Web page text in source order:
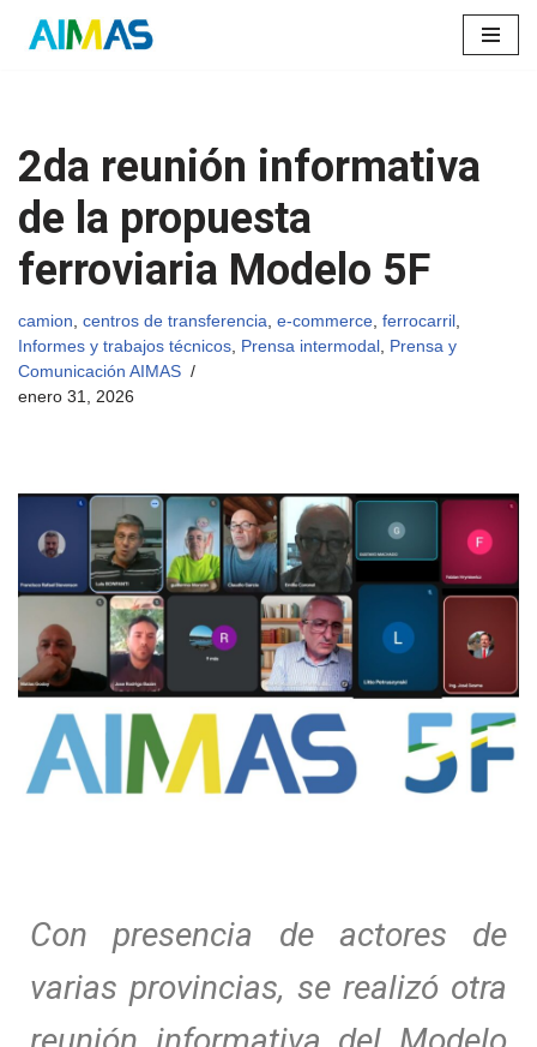
2da reunión informativa
de la propuesta
ferroviaria Modelo 5F
camion, centros de transferencia, e-commerce, ferrocarril ,
Informes y trabajos técnicos, Prensa intermodal , Prensa y
Comunicación AIMAS
enero 31, 2026
Con presencia de actores de
varias provincias, se realizó otra